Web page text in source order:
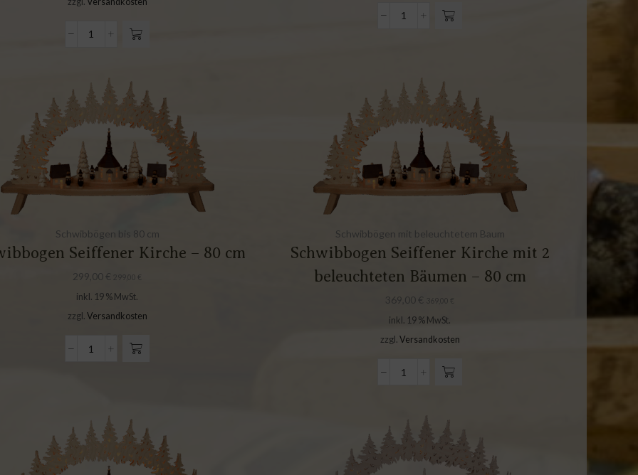
Schwibbögen bis 80 cm
Seiffener Kirche – 80 cm
299,00 € 299,00 €
inkl. 19 % MwSt.
zzgl. Versandkosten
Schwibbögen mit beleuchtetem Baum
Schwibbogen Seiffener Kirche mit 2
beleuchteten Bäumen – 80 cm
369,00 369,00 €
inkl. 19 % MwSt.
zzgl. Versandkosten